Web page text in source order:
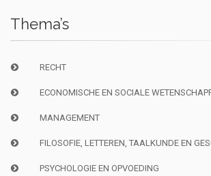
Thema’s
RECHT
ECONOMISCHE EN SOCIALE
MANAGEMENT
FILOSOFIE, LETTEREN, TAALKUNDE EN
PSYCHOLOGIE EN OPVOEDING